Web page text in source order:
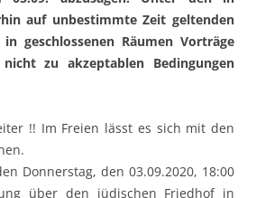
auf unbestimmte Zeit geltenden
geschlossenen Räumen Vorträge
zu akzeptablen Bedingungen
!! Im Freien lässt es sich mit den
Donnerstag, den 03.09.2020, 18:00
über den jüdischen Friedhof in